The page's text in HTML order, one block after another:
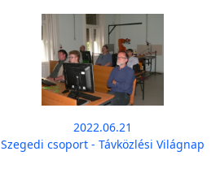
2022.06.21
Szegedi csoport - Távközlési Világnap